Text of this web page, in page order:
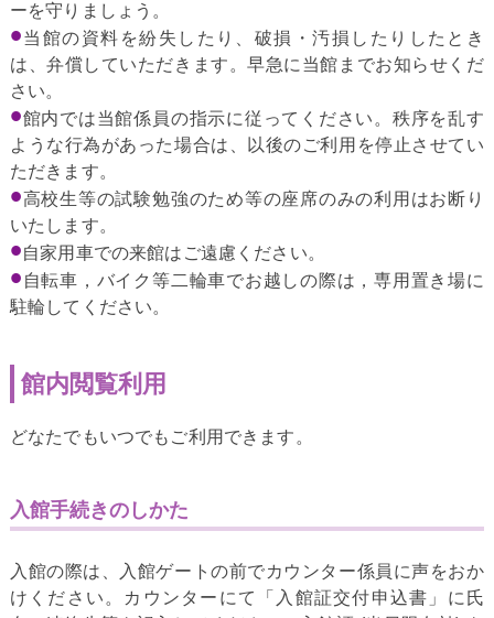
ーを守りましょう。
当館の資料を紛失したり、破損・汚損したりしたとき
は、弁償していただきます。早急に当館までお知らせくだ
さい。
館内では当館係員の指示に従ってください。秩序を乱す
ような行為があった場合は、以後のご利用を停止させてい
ただきます。
高校生等の試験勉強のため等の座席のみの利用はお断り
いたします。
自家用車での来館はご遠慮ください。
自転車，バイク等二輪車でお越しの際は，専用置き場に
駐輪してください。
館内閲覧利用
どなたでもいつでもご利用できます。
入館手続きのしかた
入館の際は、入館ゲートの前でカウンター係員に声をおか
けください。カウンターにて「入館証交付申込書」に氏